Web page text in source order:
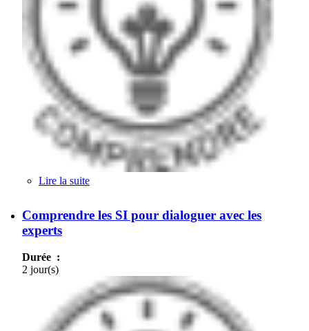
Lire la suite
Comprendre les SI pour dialoguer avec les
experts
Durée :
2 jour(s)